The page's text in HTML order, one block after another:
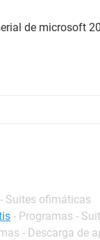
de microsoft
Suites ofimáticas
- Programas -
- Descarga de